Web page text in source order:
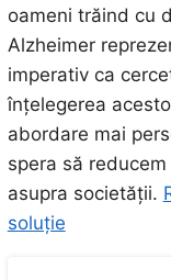
oameni trăind cu
Alzheimer
imperativ ca
înțelegerea
abordare mai
spera să
asupra societății.
soluție